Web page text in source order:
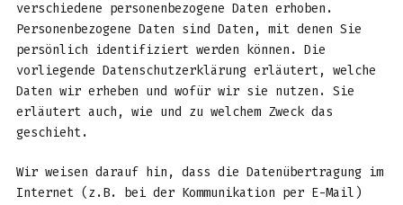
verschiedene personenbezogene Daten erhoben.
Personenbezogene Daten sind Daten, mit denen Sie
persönlich identifiziert werden können. Die
vorliegende Datenschutzerklärung erläutert, welche
Daten wir erheben und wofür wir sie nutzen. Sie
erläutert auch, wie und zu welchem Zweck das
geschieht.
Wir weisen darauf hin, dass die Datenübertragung im
Internet (z.B. bei der Kommunikation per E-Mail)